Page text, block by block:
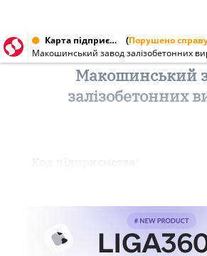
Карта підприємства від 28.11.2000 № 05516895 (Порушено
Макошинський завод залізобетонних
Макошинський
залізобетонних